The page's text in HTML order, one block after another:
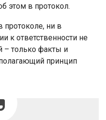
этом в протокол.
протоколе, ни в
к ответственности не
– только факты и
принцип